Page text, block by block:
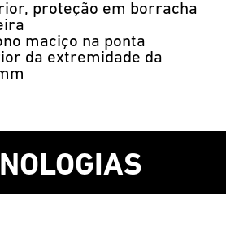
proteção em borracha
maciço na ponta
da extremidade da